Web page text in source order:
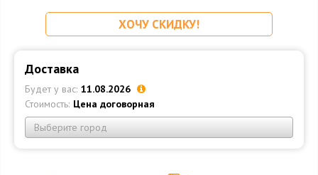
ХОЧУ СКИДКУ!
Доставка
Будет у вас: 11.08.2026
Стоимость: Цена договорная
Выберите город